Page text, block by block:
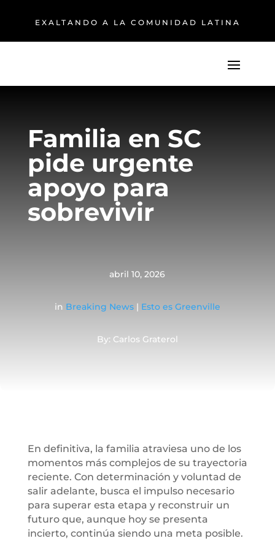
EXALTANDO A LA COMUNIDAD LATINA
Familia en SC
pide urgente
apoyo para
sobrevivir
abril 10, 2026
in Breaking News| Esto es Greenville
By: Carlos Graterol
En definitiva, la familia atraviesa uno de los
momentos más complejos de su trayectoria
reciente. Con determinación y voluntad de
salir adelante, busca el impulso necesario
para superar esta etapa y reconstruir un
futuro que, aunque hoy se presenta
incierto, continúa siendo una meta posible.